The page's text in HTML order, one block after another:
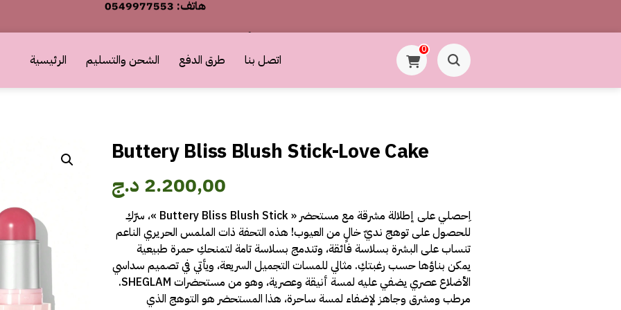
أطلب الآن والدفع فقط عند استلام المنتج
الرئيسية الشحن والتسليم طرق الدفع اتصل بنا
0
Buttery Bliss Blush Stick-Love Cake
2.200,00 د.ج
اِحصلي على إطلالة مشرقة مع مستحضر « Buttery Bliss Blush Stick »، سرّكِ
للحصول على توهج نديّ خالٍ من العيوب! هذه التحفة ذات الملمس الحريري الناعم
تنساب على البشرة بسلاسة فائقة، وتندمج بسلاسة تامة لتمنحكِ حمرة طبيعية
يمكن بناؤها حسب رغبتكِ. مثالي للمسات التجميل السريعة، ويأتي في تصميم سداسي
الأضلاع عصري يضفي عليه لمسة أنيقة وعصرية، وهو من مستحضرات SHEGLAM.
مرطب ومشرق وجاهز لإضفاء لمسة ساحرة، هذا المستحضر هو التوهج الذي